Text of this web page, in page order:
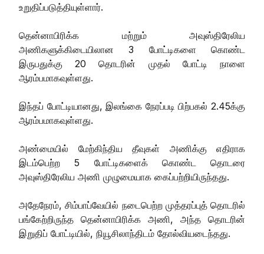
உறுதிப்படுத்தியுள்ளார்.
தென்னாபிரிக்க மற்றும் அவுஸ்திரேலிய
அணிகளுக்கிடையிலான 3 போட்டிகளை கொண்ட
இருபதுக்கு 20 தொடரின் முதல் போட்டி நாளை
ஆரம்பமாகவுள்ளது.
இந்தப் போட்டியானது, இலங்கை நேரப்படி பிற்பகல் 2.45க்கு
ஆரம்பமாகவுள்ளது.
அண்மையில் மேற்கிந்திய தீவுகள் அணிக்கு எதிராக
இடம்பெற்ற 5 போட்டிகளைக் கொண்ட தொடரை
அவுஸ்திரேலிய அணி முழுமையாக கைப்பற்றியிருந்தது.
அதேநேரம், சிம்பாப்வேயில் நடைபெற்ற முத்தரப்புத் தொடரில்
பங்கேற்றிருந்த தென்னாபிரிக்க அணி, அந்த தொடரின்
இறுதிப் போட்டியில், நியூசிலாந்திடம் தோல்வியடைந்தது.